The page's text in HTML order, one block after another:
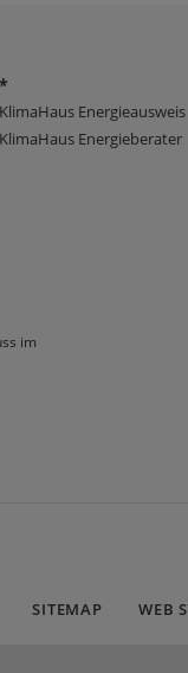
*
KlimaHaus Energieausweis
KlimaHaus Energieberater
im
SITEMAP WEB